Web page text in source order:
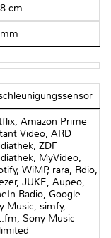
cm
Amazon Prime
Video, ARD
ZDF
MyVideo,
WiMP, rara, Rdio,
JUKE, Aupeo,
Radio, Google
Music, simfy,
Sony Music